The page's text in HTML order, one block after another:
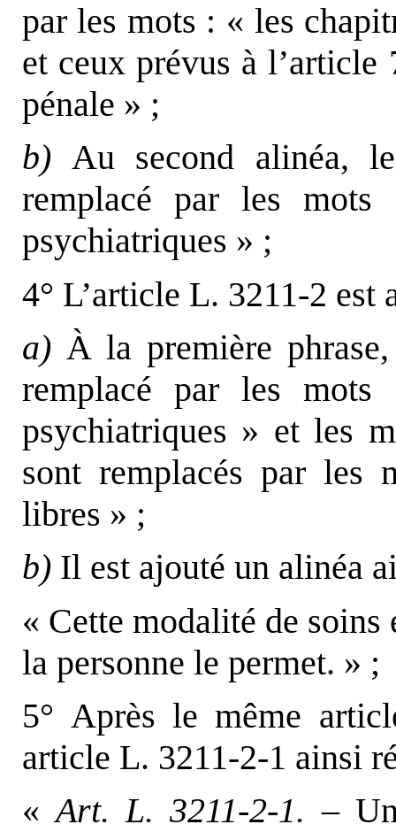
par les mots : « les
et ceux prévus à l’article
pénale » ;
b) Au second alinéa,
remplacé par les
psychiatriques » ;
4° L’article L. 3211-2 est
a) À la première
remplacé par les
psychiatriques » et les
sont remplacés par les
libres » ;
b) Il est ajouté un alinéa
« Cette modalité de
la personne le permet. » ;
5° Après le même
article L. 3211-2-1 ainsi
«Art. L. 3211-2-1. –